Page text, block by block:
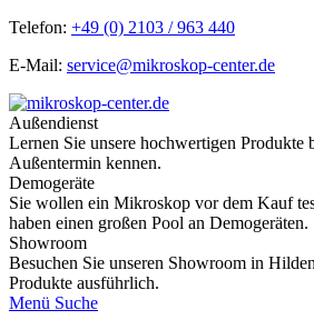
Telefon: +49 (0) 2103 / 963 440
E-Mail: service@mikroskop-center.de
Außendienst
Lernen Sie unsere hochwertigen Produkte
Außentermin kennen.
Demogeräte
Sie wollen ein Mikroskop vor dem Kauf
haben einen großen Pool an Demogeräten.
Showroom
Besuchen Sie unseren Showroom in
Produkte ausführlich.
Menü Suche